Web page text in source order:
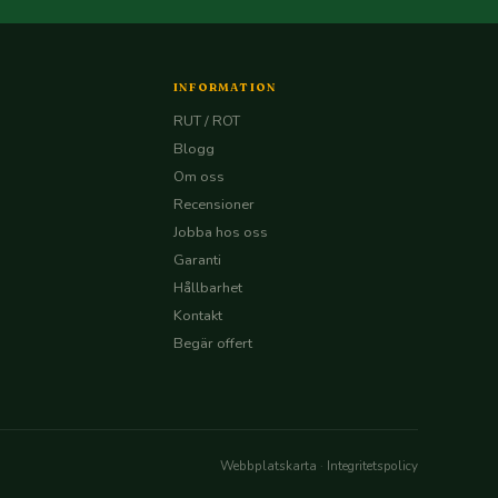
INFORMATION
RUT / ROT
Blogg
Om oss
Recensioner
Jobba hos oss
Garanti
Hållbarhet
Kontakt
Begär offert
Webbplatskarta · Integritetspolicy